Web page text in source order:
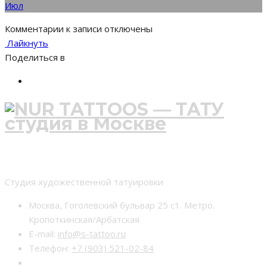
Июл
Комментарии к записи отключены
Лайкнуть
Поделиться в
Студия художественной татуировки
Москва, Гоголевский бульвар 25 с1. Метро.
Кропоткинская/Арбатская
E-mail: info@s-tattoo.ru
Телефон: +7 (903) 521-02-84